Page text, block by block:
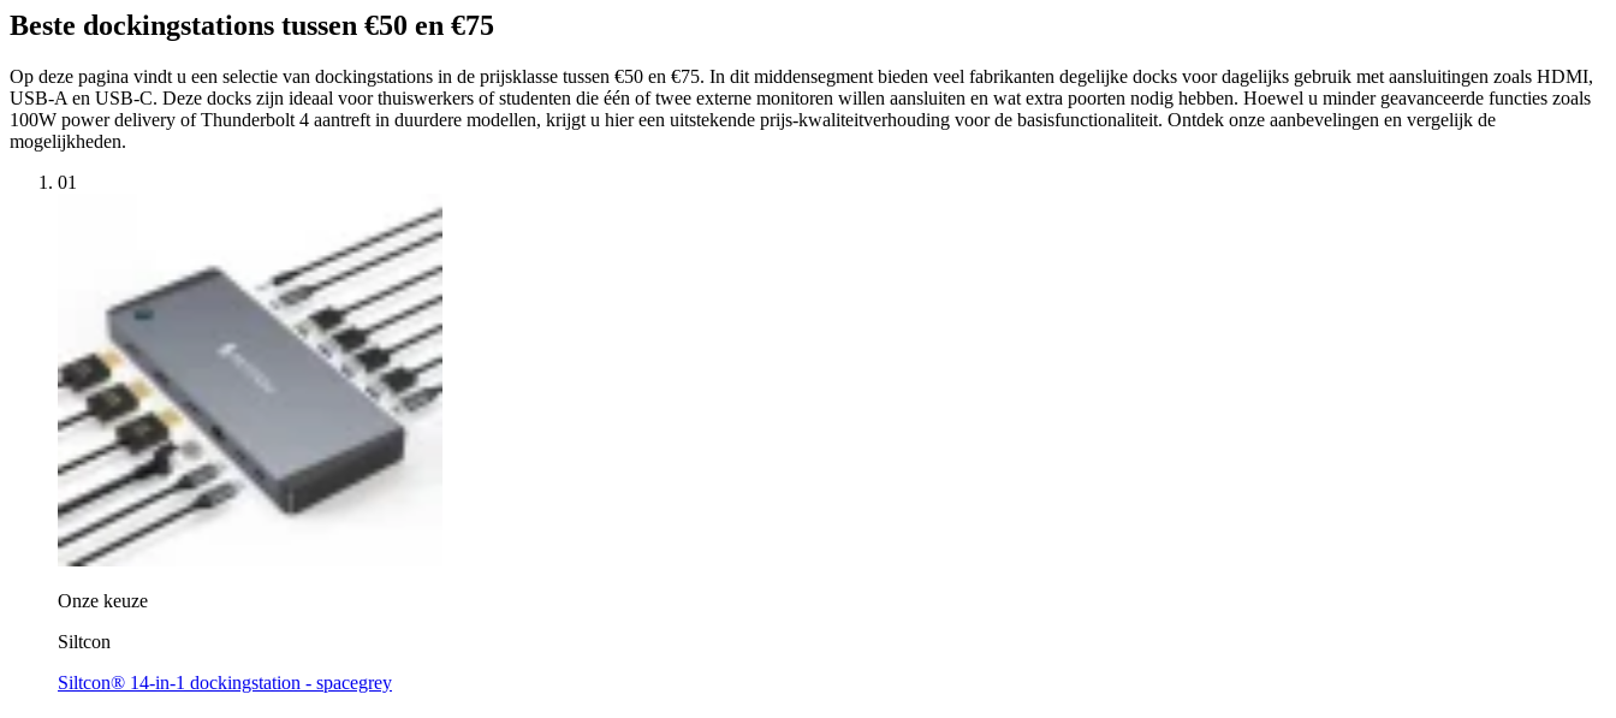
Beste dockingstations tussen €50 en €75
Op deze pagina vindt u een selectie van dockingstations in de prijsklasse tussen €50 en €75. In dit middensegment bieden veel fabrikanten degelijke docks voor dagelijks gebruik met aansluitingen zoals HDMI,
USB-A en USB-C. Deze docks zijn ideaal voor thuiswerkers of studenten die één of twee externe monitoren willen aansluiten en wat extra poorten nodig hebben. Hoewel u minder geavanceerde functies zoals
100W power delivery of Thunderbolt 4 aantreft in duurdere modellen, krijgt u hier een uitstekende prijs-kwaliteitverhouding voor de basisfunctionaliteit. Ontdek onze aanbevelingen en vergelijk de
mogelijkheden.
01
Onze keuze
Siltcon
Siltcon® 14-in-1 dockingstation - spacegrey